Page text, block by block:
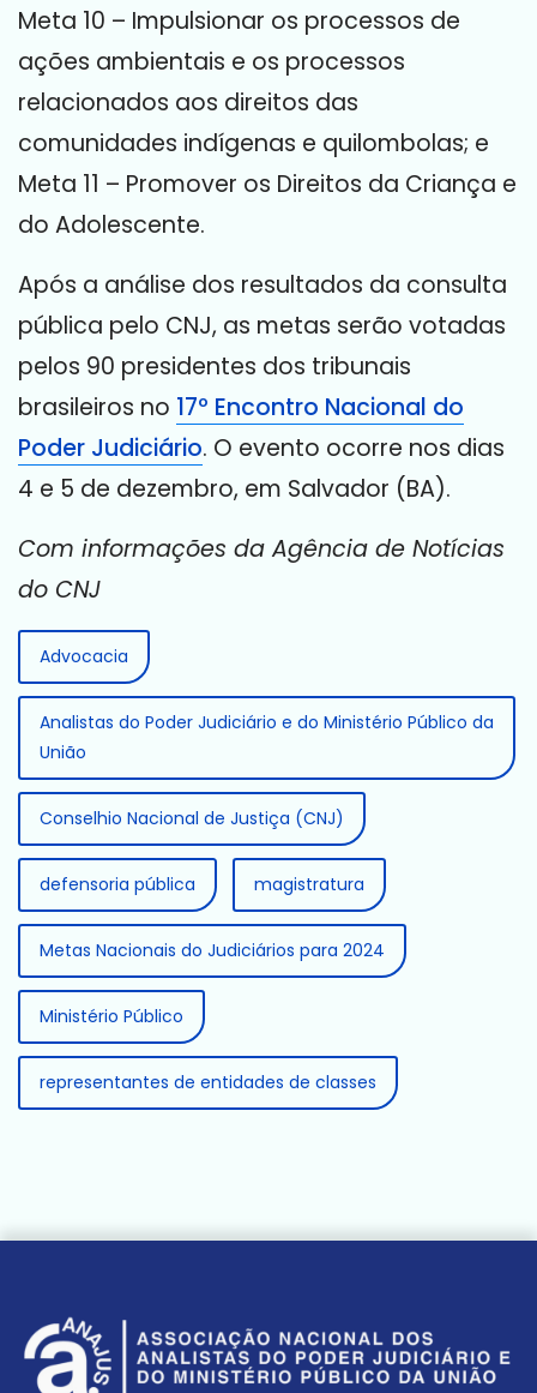
Meta 10 – Impulsionar os processos de
ações ambientais e os processos
relacionados aos direitos das
comunidades indígenas e quilombolas; e
Meta 11 – Promover os Direitos da Criança e
do Adolescente.
Após a análise dos resultados da consulta
pública pelo CNJ, as metas serão votadas
pelos 90 presidentes dos tribunais
brasileiros no 17º Encontro Nacional do
Poder Judiciário. O evento ocorre nos dias
4 e 5 de dezembro, em Salvador (BA).
Com informações da Agência de Notícias
do CNJ
Advocacia
Analistas do Poder Judiciário e do Ministério Público da
União
Conselhio Nacional de Justiça (CNJ)
defensoria pública magistratura
Metas Nacionais do Judiciários para 2024
Ministério Público
representantes de entidades de classes